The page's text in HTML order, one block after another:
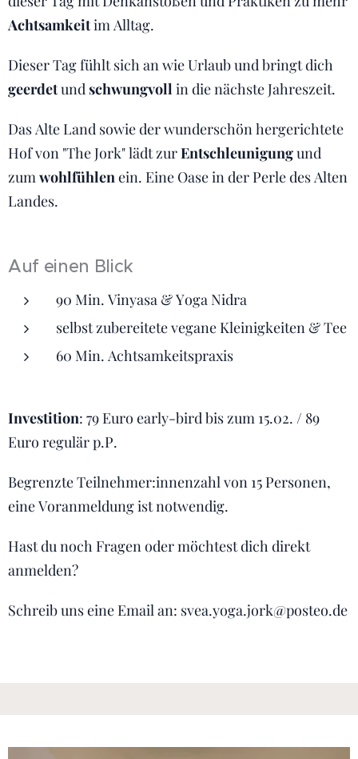
Achtsamkeitim Alltag.
Dieser Tag fühlt sich an wie Urlaub und bringt dich
geerdetund schwungvoll in die nächste Jahreszeit.
Das Alte Land sowie der wunderschön hergerichtete
Hof von "The Jork" lädt zurEntschleunigungund
zum wohlfühlen ein. Eine Oase in der Perle des Alten
Landes.
Auf einen Blick
90 Min. Vinyasa & Yoga Nidra
selbst zubereitete vegane Kleinigkeiten & Tee
60 Min. Achtsamkeitspraxis
Investition: 79 Euro early-bird bis zum 15.02. / 89
Euro regulär p.P.
Begrenzte Teilnehmer:innenzahl von 15 Personen,
eine Voranmeldung ist notwendig.
Hast du noch Fragen oder möchtest dich direkt
anmelden?
Schreib uns eine Email an: svea.yoga.jork@posteo.de